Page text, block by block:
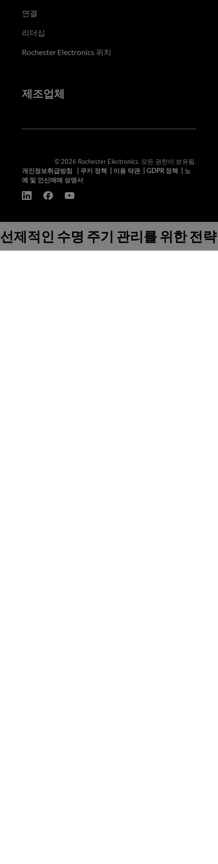
연결
리더십
Rochester Electronics 위치
제조업체
© 2026 Rochester Electronics. 모든 권한이 보유됨.
개인정보취급방침
쿠키 정책 이용 약관| GDPR 정책
노
예 및 인신매매 성명서
선제적인 수명 주기 관리를 위한 전략